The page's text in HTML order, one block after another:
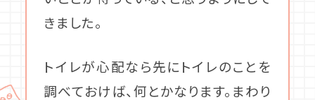
きました。
トイレが心配なら先にトイレのことを
調べておけば、何とかなります。まわり